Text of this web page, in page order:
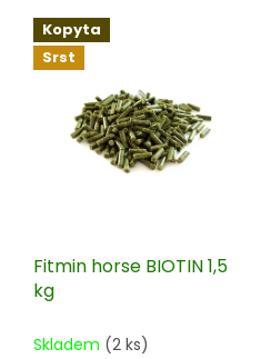
Kopyta
Srst
Fitmin horse BIOTIN 1,5
kg
Skladem (2 ks)